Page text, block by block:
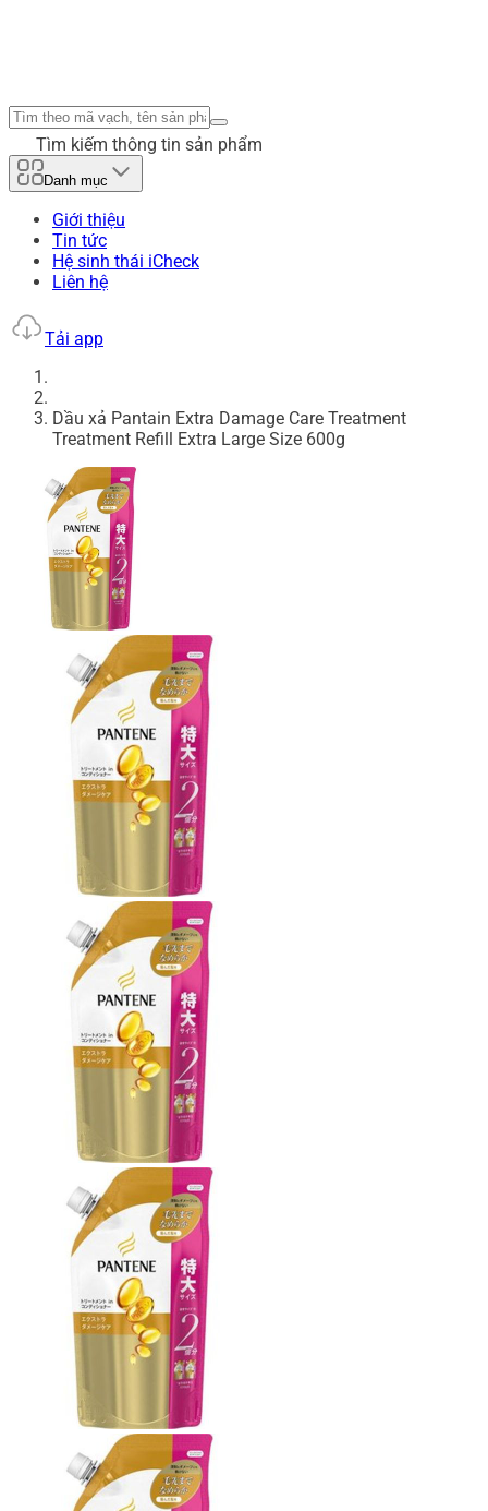
Tìm kiếm thông tin sản phẩm
Danh mục
Giới thiệu
Tin tức
Hệ sinh thái iCheck
Liên hệ
Tải app
Dầu xả Pantain Extra Damage Care Treatment
Treatment Refill Extra Large Size 600g